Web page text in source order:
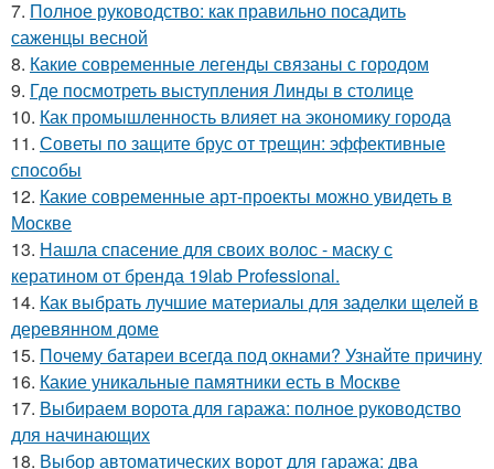
7. Полное руководство: как правильно посадить
саженцы весной
8. Какие современные легенды связаны с городом
9. Где посмотреть выступления Линды в столице
10. Как промышленность влияет на экономику города
11. Советы по защите брус от трещин: эффективные
способы
12. Какие современные арт-проекты можно увидеть в
Москве
13. Нашла спасение для своих волос - маску с
кератином от бренда 19lab Professional.
14. Как выбрать лучшие материалы для заделки щелей в
деревянном доме
15. Почему батареи всегда под окнами? Узнайте причину
16. Какие уникальные памятники есть в Москве
17. Выбираем ворота для гаража: полное руководство
для начинающих
18. Выбор автоматических ворот для гаража: два